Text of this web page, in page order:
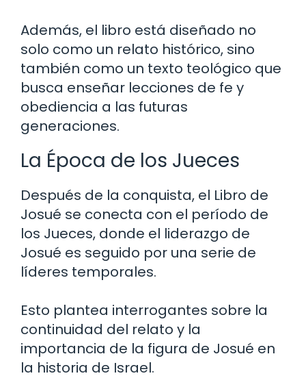
Además, el libro está diseñado no
solo como un relato histórico, sino
también como un texto teológico que
busca enseñar lecciones de fe y
obediencia a las futuras
generaciones.
La Época de los Jueces
Después de la conquista, el Libro de
Josué se conecta con el período de
los Jueces, donde el liderazgo de
Josué es seguido por una serie de
líderes temporales.
Esto plantea interrogantes sobre la
continuidad del relato y la
importancia de la figura de Josué en
la historia de Israel.